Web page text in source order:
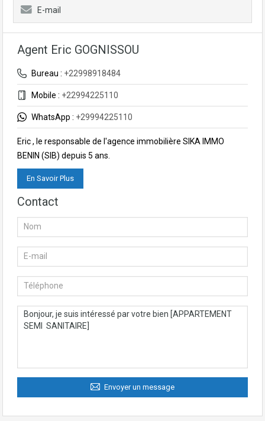
E-mail
Agent Eric GOGNISSOU
Bureau : +22998918484
Mobile : +22994225110
WhatsApp : +29994225110
Eric , le responsable de l'agence immobilière SIKA IMMO
BENIN (SIB) depuis 5 ans.
En Savoir Plus
Contact
Envoyer un message